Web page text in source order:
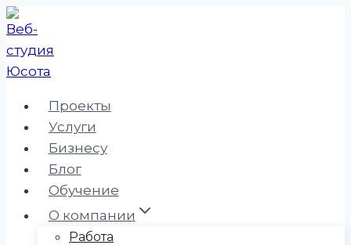
Перейти
к
содержимому
Проекты
Услуги
Бизнесу
Блог
Обучение
О компании
Работа